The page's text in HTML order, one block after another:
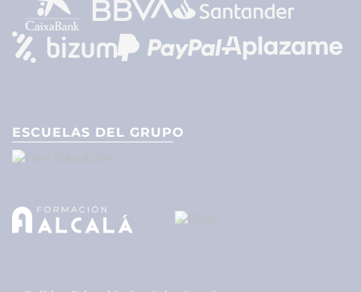
ESCUELAS DEL GRUPO